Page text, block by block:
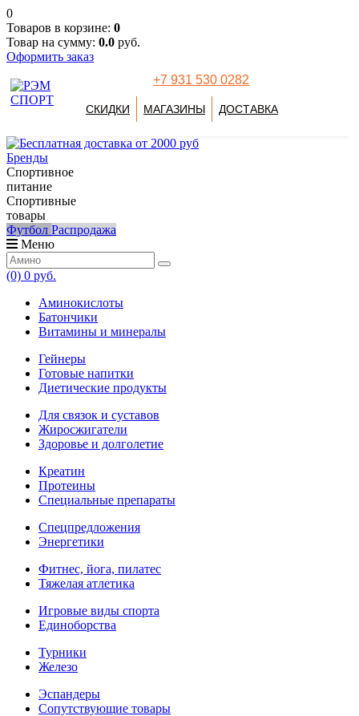
0
Товаров в корзине: 0
Товар на сумму: 0.0 руб.
Оформить заказ
+7 931 530 0282
СКИДКИ МАГАЗИНЫ ДОСТАВКА
Бренды
Спортивное
питание
Спортивные
товары
Футбол Распродажа
Меню
(0) 0 руб.
Аминокислоты
Батончики
Витамины и минералы
Гейнеры
Готовые напитки
Диетические продукты
Для связок и суставов
Жиросжигатели
Здоровье и долголетие
Креатин
Протеины
Специальные препараты
Спецпредложения
Энергетики
Фитнес, йога, пилатес
Тяжелая атлетика
Игровые виды спорта
Единоборства
Турники
Железо
Эспандеры
Сопутствующие товары